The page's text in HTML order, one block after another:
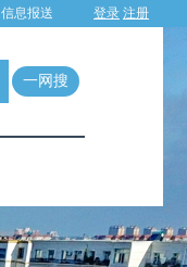
登录 注册